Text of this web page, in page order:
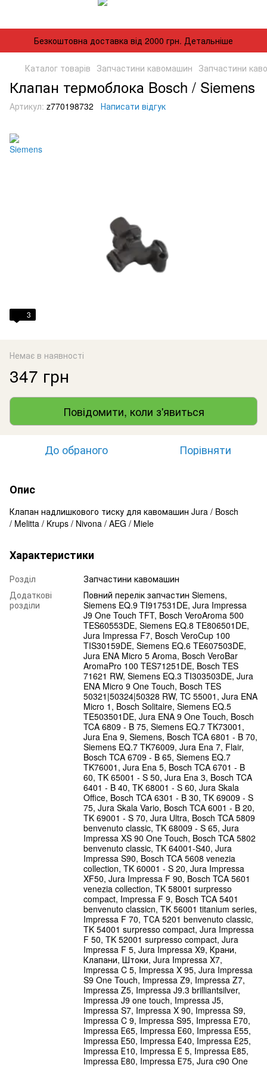
Безкоштовна доставка від 2000 грн. Детальніше
Каталог товарів Запчастини кавомашин Запчастини
Клапан термоблока Bosch / Siemens
Артикул: z770198732 Написати відгук
3
Немає в наявності
347 грн
Повідомити, коли з'явиться
До обраного Порівняти
Опис
Клапан надлишкового тиску для кавомашин Jura / Bosch
/ Melitta / Krups / Nivona / AEG / Miele
Характеристики
Розділ
Запчастини кавомашин
Додаткові
розділи
Повний перелік запчастин Siemens,
Siemens EQ.9 TI917531DE, Jura Impressa
J9 One Touch TFT, Bosch VeroAroma 500
TES60553DE, Siemens EQ.8 TE806501DE,
Jura Impressa F7, Bosch VeroCup 100
TIS30159DE, Siemens EQ.6 TE607503DE,
Jura ENA Micro 5 Aroma, Bosch VeroBar
AromaPro 100 TES71251DE, Bosch TES
71621 RW, Siemens EQ.3 TI303503DE, Jura
ENA Micro 9 One Touch, Bosch TES
50321|50324|50328 RW, TC 55001, Jura ENA
Micro 1, Bosch Solitaire, Siemens EQ.5
TE503501DE, Jura ENA 9 One Touch, Bosch
TCA 6809 - B 75, Siemens EQ.7 TK73001,
Jura Ena 9, Siemens, Bosch TCA 6801 - B 70,
Siemens EQ.7 TK76009, Jura Ena 7, Flair,
Bosch TCA 6709 - B 65, Siemens EQ.7
TK76001, Jura Ena 5, Bosch TCA 6701 - B
60, TK 65001 - S 50, Jura Ena 3, Bosch TCA
6401 - B 40, TK 68001 - S 60, Jura Skala
Office, Bosch TCA 6301 - B 30, TK 69009 - S
75, Jura Skala Vario, Bosch TCA 6001 - B 20,
TK 69001 - S 70, Jura Ultra, Bosch TCA 5809
benvenuto classic, TK 68009 - S 65, Jura
Impressa XS 90 One Touch, Bosch TCA 5802
benvenuto classic, TK 64001-S40, Jura
Impressa S90, Bosch TCA 5608 venezia
collection, TK 60001 - S 20, Jura Impressa
XF50, Jura Impressa F 90, Bosch TCA 5601
venezia collection, TK 58001 surpresso
compact, Impressa F 9, Bosch TCA 5401
benvenuto classicn, TK 56001 titanium series,
Impressa F 70, ТСА 5201 benvenuto classic,
TK 54001 surpresso compact, Jura Impressa
F 50, TK 52001 surpresso compact, Jura
Impressa F 5, Jura Impressa X9, Крани,
Клапани, Штоки, Jura Impressa X7,
Impressa C 5, Impressa X 95, Jura Impressa
S9 One Touch, Impressa Z9, Impressa Z7,
Impressa Z5, Impressa J9.3 brilliantsilver,
Impressa J9 one touch, Impressa J5,
Impressa S7, Impressa X 90, Impressa S9,
Impressa C 9, Impressa S95, Impressa Е70,
Impressa Е65, Impressa Е60, Impressa Е55,
Impressa Е50, Impressa Е40, Impressa Е25,
Impressa Е10, Impressa Е 5, Impressa Е85,
Impressa Е80, Impressa Е75, Jura c90 One